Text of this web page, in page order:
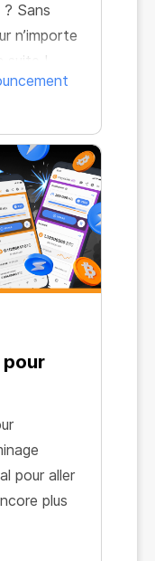
Sans
n’importe
suite !
pour
pour aller
plus